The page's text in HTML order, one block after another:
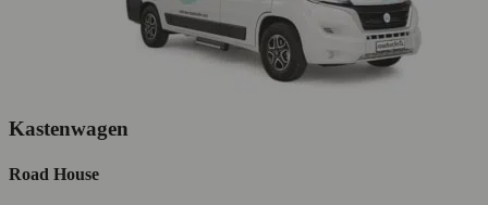
Kastenwagen
Road House